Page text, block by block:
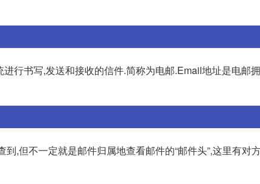
行书写,发送和接收的信件.简称为电邮.Email地址是电邮
,但不一定就是邮件归属地查看邮件的“邮件头”,这里有对